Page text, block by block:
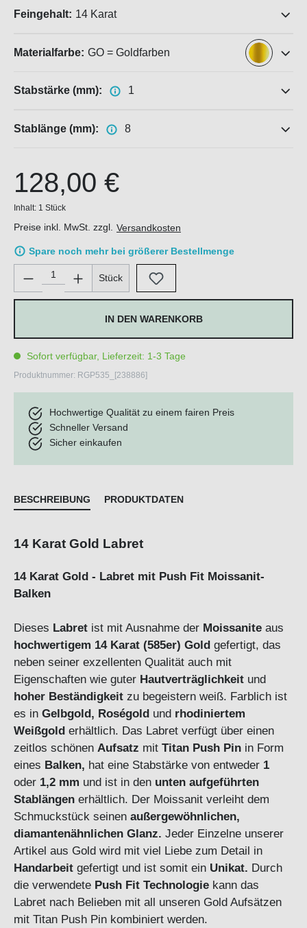
Feingehalt: 14 Karat
Materialfarbe: GO = Goldfarben
Stabstärke (mm): 1
Stablänge (mm): 8
128,00 €
Inhalt: 1 Stück
Preise inkl. MwSt. zzgl. Versandkosten
Spare noch mehr bei größerer Bestellmenge
Produkt Anzahl: Gib den gewünschten Wert ein oder
Stück
IN DEN WARENKORB
Sofort verfügbar, Lieferzeit: 1-3 Tage
Produktnummer: RGP535_[238886]
Hochwertige Qualität zu einem fairen Preis
Schneller Versand
Sicher einkaufen
BESCHREIBUNG PRODUKTDATEN
14 Karat Gold Labret
14 Karat Gold - Labret mit Push Fit Moissanit-
Balken
Dieses Labret ist mit Ausnahme der Moissanite aus
hochwertigem 14 Karat (585er) Gold gefertigt, das
neben seiner exzellenten Qualität auch mit
Eigenschaften wie guter Hautverträglichkeit und
hoher Beständigkeit zu begeistern weiß. Farblich ist
es in Gelbgold, Roségold und rhodiniertem
Weißgold erhältlich. Das Labret verfügt über einen
zeitlos schönen Aufsatz mit Titan Push Pin in Form
eines Balken, hat eine Stabstärke von entweder 1
oder 1,2 mm und ist in den unten aufgeführten
Stablängen erhältlich. Der Moissanit verleiht dem
Schmuckstück seinen außergewöhnlichen,
diamantenähnlichen Glanz. Jeder Einzelne unserer
Artikel aus Gold wird mit viel Liebe zum Detail in
Handarbeit gefertigt und ist somit ein Unikat. Durch
die verwendete Push Fit Technologie kann das
Labret nach Belieben mit all unseren Gold Aufsätzen
mit Titan Push Pin kombiniert werden.